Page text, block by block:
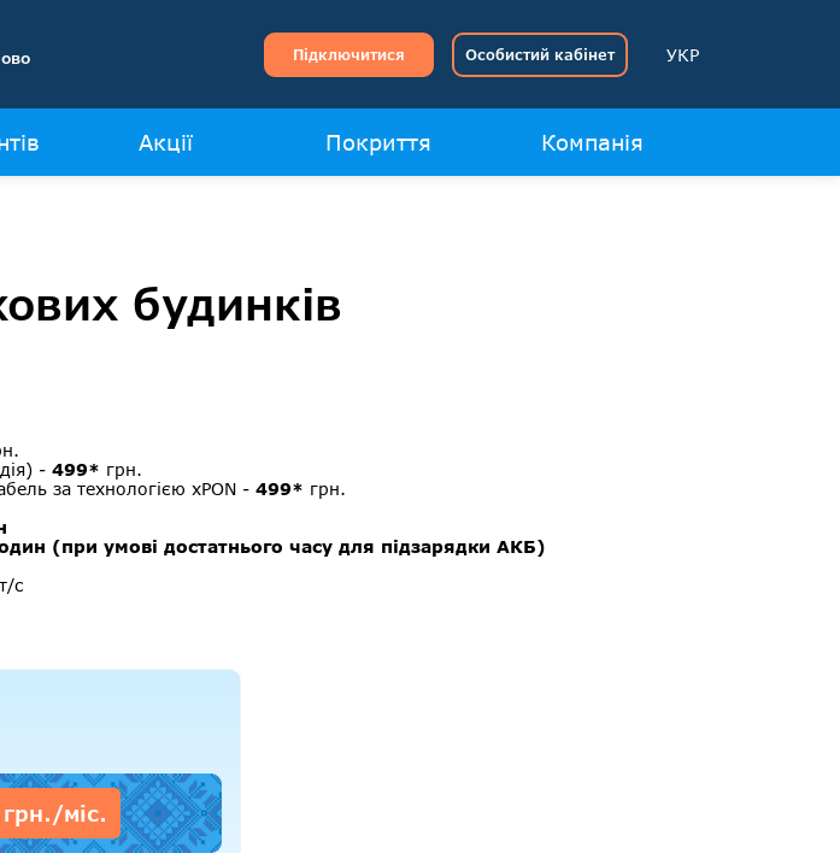
Підключитися Особистий кабінет УКР
Акції Покриття Компанія
будинків
- 499* грн.
за технологією xPON - 499* грн.
(при умові достатнього часу для підзарядки АКБ)
с
міс.